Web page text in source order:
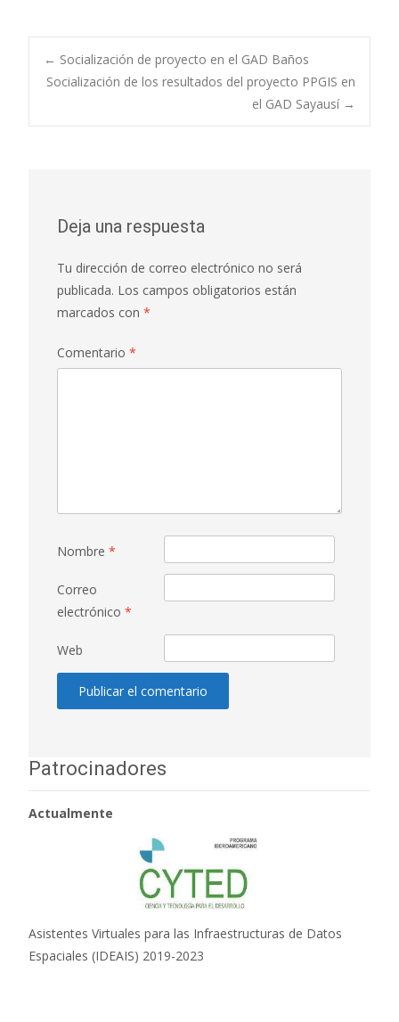
← Socialización de proyecto en el GAD Baños
Socialización de los resultados del proyecto PPGIS en
el GAD Sayausí →
Deja una respuesta
Tu dirección de correo electrónico no será
publicada. Los campos obligatorios están
marcados con *
Comentario *
Nombre *
Correo
electrónico *
Web
Patrocinadores
Actualmente
Asistentes Virtuales para las Infraestructuras de Datos
Espaciales (IDEAIS) 2019-2023